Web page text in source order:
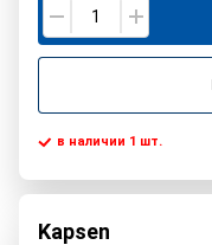
в наличии 1 шт.
Kapsen